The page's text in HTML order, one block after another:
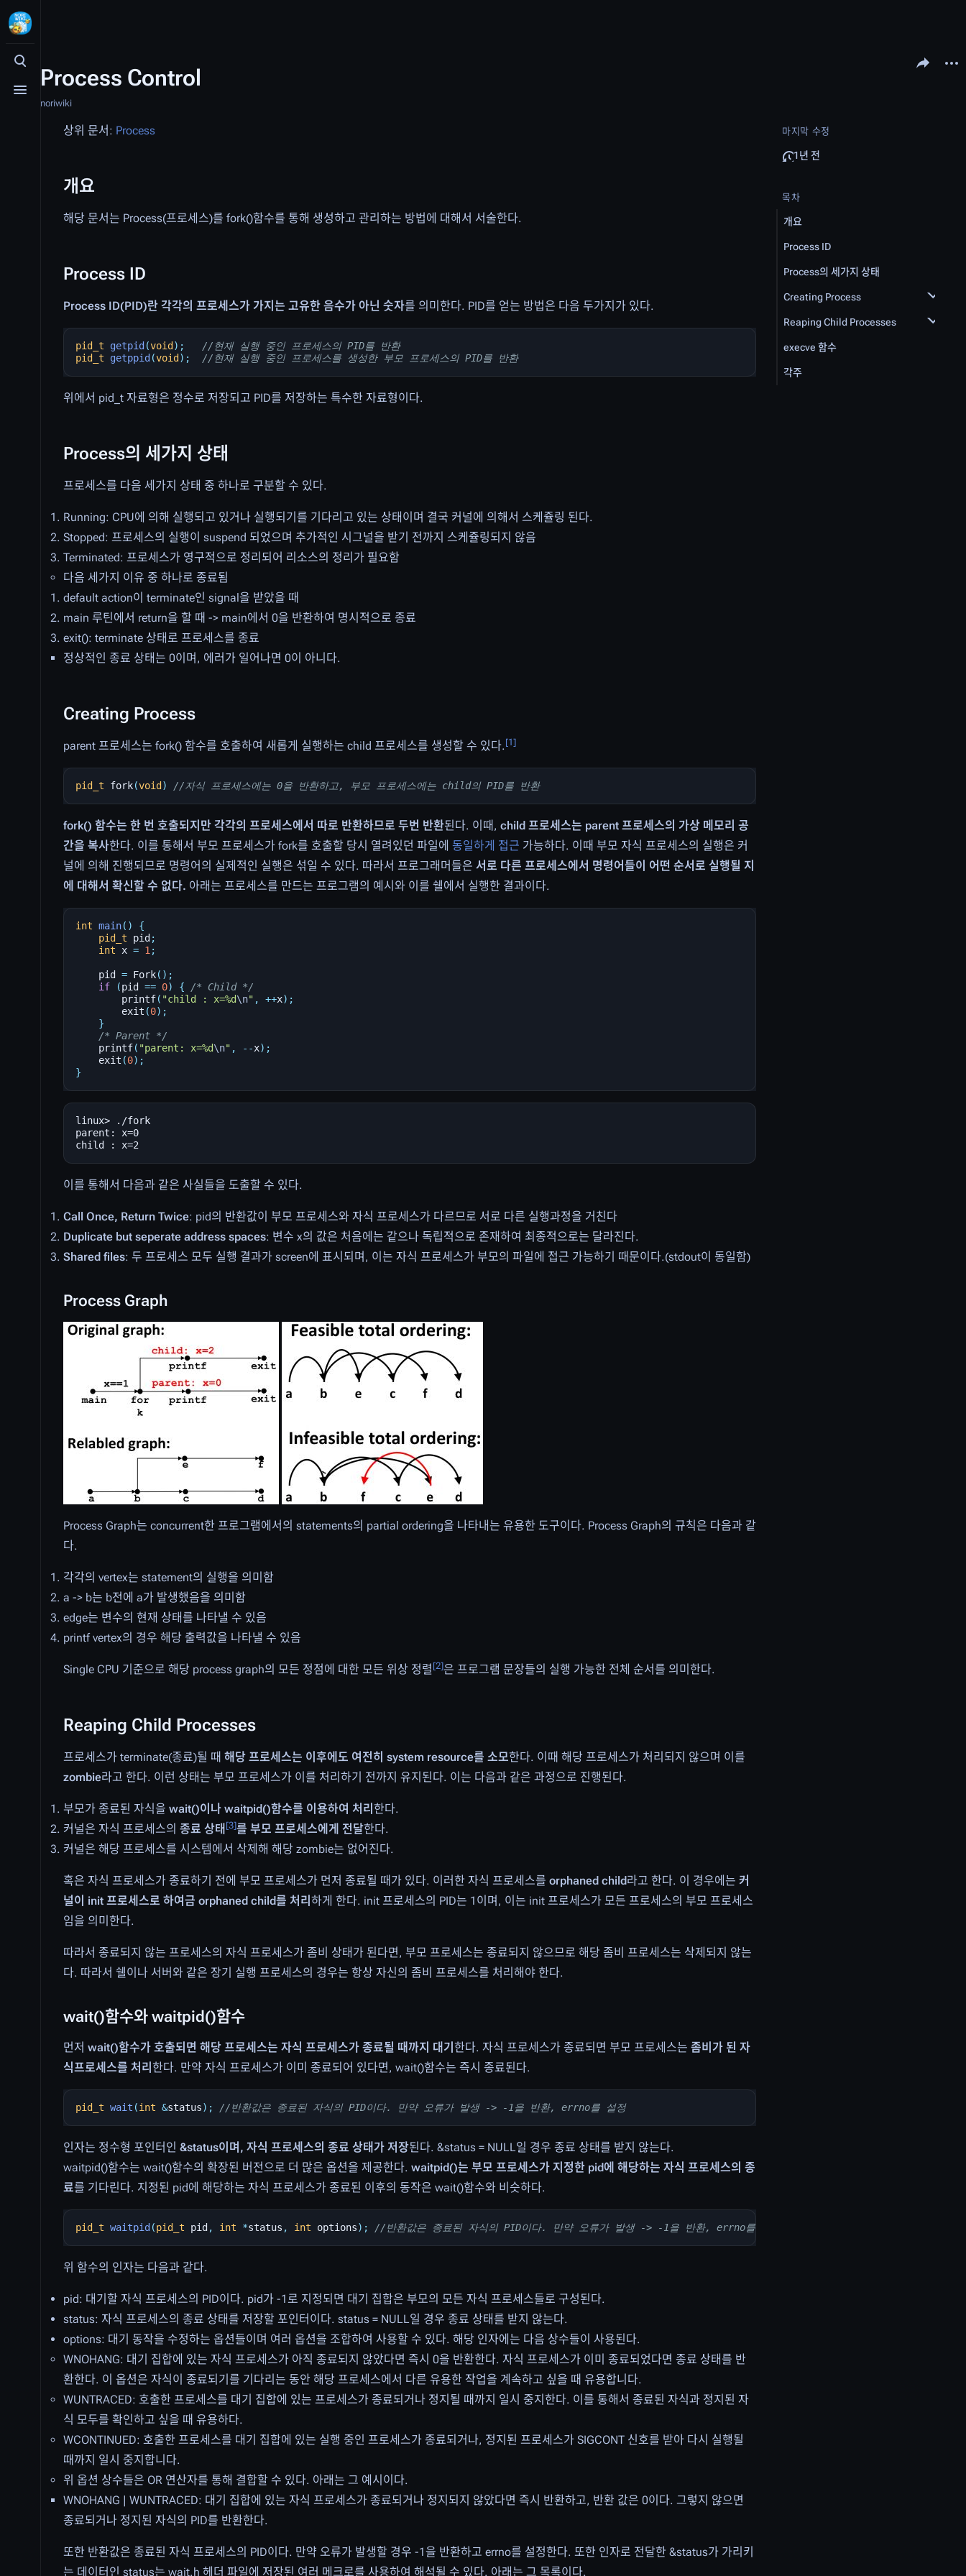
검색 여닫기
메뉴 여닫기
Process Control
noriwiki
문서 공유하기
다른
상위 문서: Process
개요
해당 문서는 Process(프로세스)를 fork()함수를 통해 생성하고 관리하는 방법에 대해서 서술한다.
Process ID
Process ID(PID)란 각각의 프로세스가 가지는 고유한 음수가 아닌 숫자를 의미한다. PID를 얻는 방법은 다음 두가지가 있다.
pid_t getpid (void );
//현재 실행 중인 프로세스의 PID를 반환
pid_t
getppid (void ); //현재 실행 중인 프로세스를 생성한 부모 프로세스의 PID를 반환
위에서 pid_t 자료형은 정수로 저장되고 PID를 저장하는 특수한 자료형이다.
Process의 세가지 상태
프로세스를 다음 세가지 상태 중 하나로 구분할 수 있다.
Running: CPU에 의해 실행되고 있거나 실행되기를 기다리고 있는 상태이며 결국 커널에 의해서 스케쥴링 된다.
Stopped: 프로세스의 실행이 suspend 되었으며 추가적인 시그널을 받기 전까지 스케쥴링되지 않음
Terminated: 프로세스가 영구적으로 정리되어 리소스의 정리가 필요함
다음 세가지 이유 중 하나로 종료됨
default action이 terminate인 signal을 받았을 때
main 루틴에서 return을 할 때 -> main에서 0을 반환하여 명시적으로 종료
exit(): terminate 상태로 프로세스를 종료
정상적인 종료 상태는 0이며, 에러가 일어나면 0이 아니다.
Creating Process
parent 프로세스는 fork() 함수를 호출하여 새롭게 실행하는 child 프로세스를 생성할 수 있다. [1]
pid_t fork(void ) //자식 프로세스에는 0을 반환하고, 부모 프로세스에는 child의 PID를 반환
fork() 함수는 한 번 호출되지만 각각의 프로세스에서 따로 반환하므로 두번 반환된다. 이때, child 프로세스는 parent 프로세스의 가상 메모리 공
간을 복사한다. 이를 통해서 부모 프로세스가 fork를 호출할 당시 열려있던 파일에 동일하게 접근 가능하다. 이때 부모 자식 프로세스의 실행은 커
널에 의해 진행되므로 명령어의 실제적인 실행은 섞일 수 있다. 따라서 프로그래머들은 서로 다른 프로세스에서 명령어들이 어떤 순서로 실행될 지
에 대해서 확신할 수 없다. 아래는 프로세스를 만드는 프로그램의 예시와 이를 쉘에서 실행한 결과이다.
int main()
{
pid_t
pid ;
int
x = 1 ;
pid = Fork();
if
(pid == 0) {
/* Child */
printf( "child : x=%d\n" , ++x);
exit (0);
}
/* Parent */
printf( "parent: x=%d\n" , --x);
exit (0);
}
linux> ./fork
parent: x=0
이를 통해서 다음과 같은 사실들을 도출할 수 있다.
Call Once, Return Twice: pid의 반환값이 부모 프로세스와 자식 프로세스가 다르므로 서로 다른 실행과정을 거친다
Duplicate but seperate address spaces: 변수 x의 값은 처음에는 같으나 독립적으로 존재하여 최종적으로는 달라진다.
Shared files: 두 프로세스 모두 실행 결과가 screen에 표시되며, 이는 자식 프로세스가 부모의 파일에 접근 가능하기 때문이다.(stdout이 동일함)
Process Graph
Process Graph는 concurrent한 프로그램에서의 statements의 partial ordering을 나타내는 유용한 도구이다. Process Graph의 규칙은 다음과 같
다.
각각의 vertex는 statement의 실행을 의미함
a -> b는 b전에 a가 발생했음을 의미함
edge는 변수의 현재 상태를 나타낼 수 있음
printf vertex의 경우 해당 출력값을 나타낼 수 있음
Single CPU 기준으로 해당 process graph의 모든 정점에 대한 모든 위상 정렬 [2]은 프로그램 문장들의 실행 가능한 전체 순서를 의미한다.
Reaping Child Processes
프로세스가 terminate(종료)될 때 해당 프로세스는 이후에도 여전히 system resource를 소모한다. 이때 해당 프로세스가 처리되지 않으며 이를
zombie라고 한다. 이런 상태는 부모 프로세스가 이를 처리하기 전까지 유지된다. 이는 다음과 같은 과정으로 진행된다.
부모가 종료된 자식을 wait()이나 waitpid()함수를 이용하여 처리 한다.
커널은 자식 프로세스의 종료 상태 [3]를 부모 프로세스에게 전달한다.
커널은 해당 프로세스를 시스템에서 삭제해 해당 zombie는 없어진다.
혹은 자식 프로세스가 종료하기 전에 부모 프로세스가 먼저 종료될 때가 있다. 이러한 자식 프로세스를 orphaned child라고 한다. 이 경우에는 커
널이 init 프로세스로 하여금 orphaned child를 처리 하게 한다. init 프로세스의 PID는 1이며, 이는 init 프로세스가 모든 프로세스의 부모 프로세스
임을 의미한다.
따라서 종료되지 않는 프로세스의 자식 프로세스가 좀비 상태가 된다면, 부모 프로세스는 종료되지 않으므로 해당 좀비 프로세스는 삭제되지 않는
다. 따라서 쉘이나 서버와 같은 장기 실행 프로세스의 경우는 항상 자신의 좀비 프로세스를 처리해야 한다.
wait()함수와 waitpid()함수
먼저 wait()함수가 호출되면 해당 프로세스는 자식 프로세스가 종료될 때까지 대기 한다. 자식 프로세스가 종료되면 부모 프로세스는 좀비가 된 자
식프로세스를 처리 한다. 만약 자식 프로세스가 이미 종료되어 있다면, wait()함수는 즉시 종료된다.
pid_t wait (int &status); //반환값은 종료된 자식의 PID이다. 만약 오류가 발생 -> -1을 반환, errno를 설정
인자는 정수형 포인터인 &status이며, 자식 프로세스의 종료 상태가 저장된다. &status = NULL일 경우 종료 상태를 받지 않는다.
waitpid()함수는 wait()함수의 확장된 버전으로 더 많은 옵션을 제공한다. waitpid()는 부모 프로세스가 지정한 pid에 해당하는 자식 프로세스의 종
료를 기다린다. 지정된 pid에 해당하는 자식 프로세스가 종료된 이후의 동작은 wait()함수와 비슷하다.
pid_t waitpid (pid_t pid , int *status , int options); //반환값은 종료된 자식의 PID이다. 만약 오류가 발생 -> -1을 반환, errno를 설정
위 함수의 인자는 다음과 같다.
pid: 대기할 자식 프로세스의 PID이다. pid가 -1로 지정되면 대기 집합은 부모의 모든 자식 프로세스들로 구성된다.
status: 자식 프로세스의 종료 상태를 저장할 포인터이다. status = NULL일 경우 종료 상태를 받지 않는다.
options: 대기 동작을 수정하는 옵션들이며 여러 옵션을 조합하여 사용할 수 있다. 해당 인자에는 다음 상수들이 사용된다.
WNOHANG: 대기 집합에 있는 자식 프로세스가 아직 종료되지 않았다면 즉시 0을 반환한다. 자식 프로세스가 이미 종료되었다면 종료 상태를 반
환한다. 이 옵션은 자식이 종료되기를 기다리는 동안 해당 프로세스에서 다른 유용한 작업을 계속하고 싶을 때 유용합니다.
WUNTRACED: 호출한 프로세스를 대기 집합에 있는 프로세스가 종료되거나 정지될 때까지 일시 중지한다. 이를 통해서 종료된 자식과 정지된 자
식 모두를 확인하고 싶을 때 유용하다.
WCONTINUED: 호출한 프로세스를 대기 집합에 있는 실행 중인 프로세스가 종료되거나, 정지된 프로세스가 SIGCONT 신호를 받아 다시 실행될
때까지 일시 중지합니다.
위 옵션 상수들은 OR 연산자를 통해 결합할 수 있다. 아래는 그 예시이다.
WNOHANG | WUNTRACED: 대기 집합에 있는 자식 프로세스가 종료되거나 정지되지 않았다면 즉시 반환하고, 반환 값은 0이다. 그렇지 않으면
종료되거나 정지된 자식의 PID를 반환한다.
또한 반환값은 종료된 자식 프로세스의 PID이다. 만약 오류가 발생할 경우 -1을 반환하고 errno를 설정한다. 또한 인자로 전달한 &status가 가리키
는 데이터인 status는 wait.h 헤더 파일에 저장된 여러 메크로를 사용하여 해석될 수 있다. 아래는 그 목록이다.
마지막 수정
1년 전
목차
개요
Process ID
Process의 세가지 상태
Creating Process
Reaping Child Processes
execve 함수
각주